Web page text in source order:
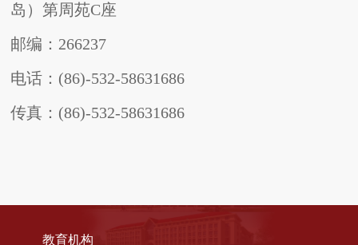
岛）第周苑C座
邮编： 266237
电话： (86)-532-58631686
传真： (86)-532-58631686
教育机构